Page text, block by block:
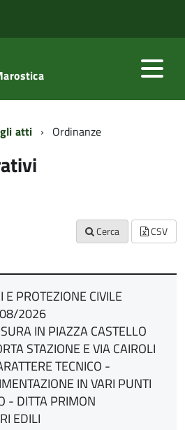
atti Ordinanze
Cerca CSV
PROTEZIONE CIVILE
2026
IN PIAZZA CASTELLO
STAZIONE E VIA CAIROLI
TECNICO -
IN VARI PUNTI
- DITTA PRIMON
EDILI